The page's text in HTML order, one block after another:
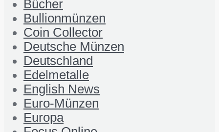
Bücher
Bullionmünzen
Coin Collector
Deutsche Münzen
Deutschland
Edelmetalle
English News
Euro-Münzen
Europa